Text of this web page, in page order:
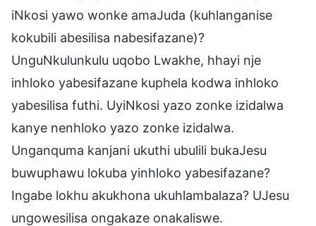
iNkosi yawo wonke amaJuda (kuhlanganise
kokubili abesilisa nabesifazane)?
UnguNkulunkulu uqobo Lwakhe, hhayi nje
inhloko yabesifazane kuphela kodwa inhloko
yabesilisa futhi. UyiNkosi yazo zonke izidalwa
kanye nenhloko yazo zonke izidalwa.
Unganquma kanjani ukuthi ubulili bukaJesu
buwuphawu lokuba yinhloko yabesifazane?
Ingabe lokhu akukhona ukuhlambalaza? UJesu
ungowesilisa ongakaze onakaliswe.